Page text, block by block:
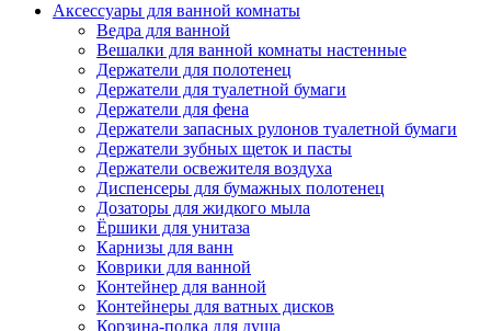
Аксессуары для ванной комнаты
Ведра для ванной
Вешалки для ванной комнаты настенные
Держатели для полотенец
Держатели для туалетной бумаги
Держатели для фена
Держатели запасных рулонов туалетной бумаги
Держатели зубных щеток и пасты
Держатели освежителя воздуха
Диспенсеры для бумажных полотенец
Дозаторы для жидкого мыла
Ёршики для унитаза
Карнизы для ванн
Коврики для ванной
Контейнер для ванной
Контейнеры для ватных дисков
Корзина-полка для душа